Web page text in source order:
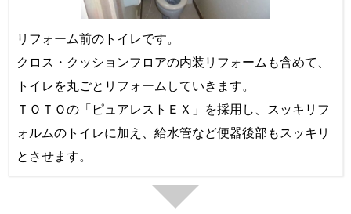
リフォーム前のトイレです。
クロス・クッションフロアの内装リフォームも含めて、
トイレを丸ごとリフォームしていきます。
ＴＯＴＯの「ピュアレストＥＸ」を採用し、スッキリフ
ォルムのトイレに加え、給水管など便器後部もスッキリ
とさせます。